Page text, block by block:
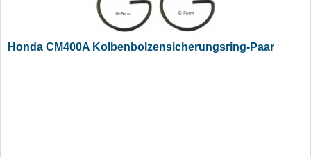
Honda CM400A Kolbenbolzensicherungsring-Paar